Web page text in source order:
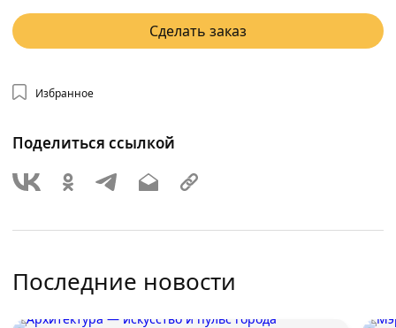
Сделать заказ
Избранное
Поделиться ссылкой
Последние новости